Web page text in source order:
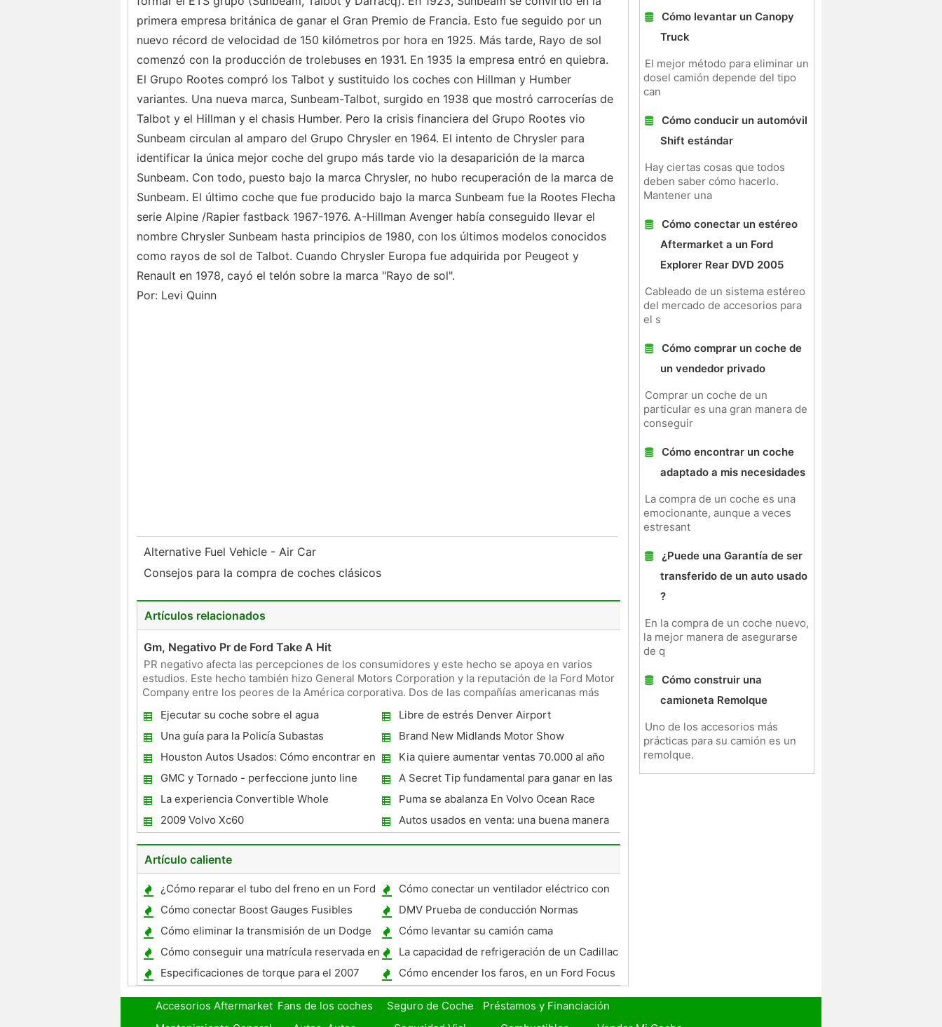
primera empresa británica de ganar el Gran Premio de Francia. Esto fue seguido por un
nuevo récord de velocidad de 150 kilómetros por hora en 1925. Más tarde, Rayo de sol
comenzó con la producción de trolebuses en 1931. En 1935 la empresa entró en quiebra.
El Grupo Rootes compró los Talbot y sustituido los coches con Hillman y Humber
variantes. Una nueva marca, Sunbeam-Talbot, surgido en 1938 que mostró carrocerías de
Talbot y el Hillman y el chasis Humber. Pero la crisis financiera del Grupo Rootes vio
Sunbeam circulan al amparo del Grupo Chrysler en 1964. El intento de Chrysler para
identificar la única mejor coche del grupo más tarde vio la desaparición de la marca
Sunbeam. Con todo, puesto bajo la marca Chrysler, no hubo recuperación de la marca de
Sunbeam. El último coche que fue producido bajo la marca Sunbeam fue la Rootes Flecha
serie Alpine /Rapier fastback 1967-1976. A-Hillman Avenger había conseguido llevar el
nombre Chrysler Sunbeam hasta principios de 1980, con los últimos modelos conocidos
como rayos de sol de Talbot. Cuando Chrysler Europa fue adquirida por Peugeot y
Renault en 1978, cayó el telón sobre la marca "Rayo de sol".
Por: Levi Quinn
Alternative Fuel Vehicle - Air Car
Consejos para la compra de coches clásicos
Artículos relacionados
Gm, Negativo Pr de Ford Take A Hit
PR negativo afecta las percepciones de los consumidores y este hecho se apoya en varios
estudios. Este hecho también hizo General Motors Corporation y la reputación de la Ford Motor
Company entre los peores de la América corporativa. Dos de las compañías americanas más
Ejecutar su coche sobre el agua
Libre de estrés Denver Airport
Transportation
Una guía para la Policía Subastas
Brand New Midlands Motor Show
Houston Autos Usados: Cómo encontrar en
los sitios web clasificados
Kia quiere aumentar ventas 70.000 al año
GMC y Tornado - perfeccione junto line
anunciada
A Secret Tip fundamental para ganar en las
subastas de coches Has asistir a
La experiencia Convertible Whole
Puma se abalanza En Volvo Ocean Race
2009 Volvo Xc60
Autos usados ​​en venta: una buena manera
de comprar para los jóvenes
Artículo caliente
¿Cómo reparar el tubo del freno en un Ford
Aspire
Cómo conectar un ventilador eléctrico con
un relé
Cómo conectar Boost Gauges Fusibles
DMV Prueba de conducción Normas
Obligatorias
Cómo eliminar la transmisión de un Dodge
Intrepid
Cómo levantar su camión cama
Cómo conseguir una matrícula reservada en
Massachusetts
La capacidad de refrigeración de un Cadillac
SLS 1995
Especificaciones de torque para el 2007
Ford Focus
Cómo encender los faros, en un Ford Focus
Cómo levantar un Canopy
Truck
El mejor método para eliminar un
dosel camión depende del tipo
can
Cómo conducir un automóvil
Shift estándar
Hay ciertas cosas que todos
deben saber cómo hacerlo.
Mantener una
Cómo conectar un estéreo
Aftermarket a un Ford
Explorer Rear DVD 2005
Cableado de un sistema estéreo
del mercado de accesorios para
el s
Cómo comprar un coche de
un vendedor privado
Comprar un coche de un
particular es una gran manera de
conseguir
Cómo encontrar un coche
adaptado a mis necesidades
La compra de un coche es una
emocionante, aunque a veces
estresant
¿Puede una Garantía de ser
transferido de un auto usado
?
En la compra de un coche nuevo,
la mejor manera de asegurarse
de q
Cómo construir una
camioneta Remolque
Uno de los accesorios más
prácticas para su camión es un
remolque.
Accesorios Aftermarket Fans de los coches Seguro de Coche
Préstamos y Financiación